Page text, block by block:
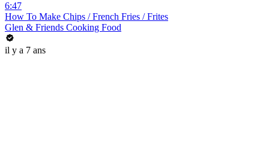
6:47
How To Make Chips / French Fries / Frites
Glen & Friends Cooking Food
il y a 7 ans